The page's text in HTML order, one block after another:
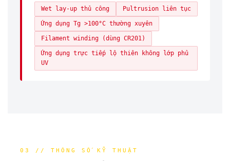
Wet lay-up thủ công Pultrusion liên tục
Ứng dụng Tg >100°C thường xuyên
Filament winding (dùng CR201)
Ứng dụng trực tiếp lộ thiên không lớp phủ
UV
03 // THÔNG SỐ KỸ THUẬT